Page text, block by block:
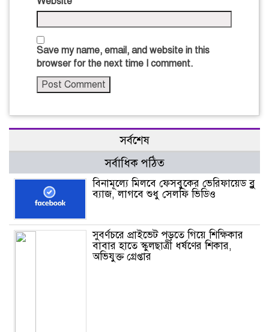
Save my name, email, and website in this
browser for the next time I comment.
সর্বশেষ
সর্বাধিক পঠিত
বিনামূল্যে মিলবে ফেসবুকের ভেরিফায়েড ব্লু
ব্যাজ, লাগবে শুধু সেলফি ভিডিও
সুবর্ণচরে প্রাইভেট পড়তে গিয়ে শিক্ষিকার
বাবার হাতে স্কুলছাত্রী ধর্ষণের শিকার,
অভিযুক্ত গ্রেপ্তার